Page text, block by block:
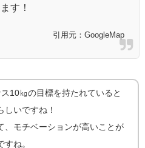
す！
引用元：GoogleMap
10㎏の目標を持たれていると
しいですね！
、モチベーションが高いことが
すね。